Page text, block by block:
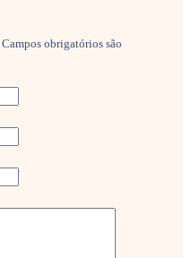
Campos obrigatórios são